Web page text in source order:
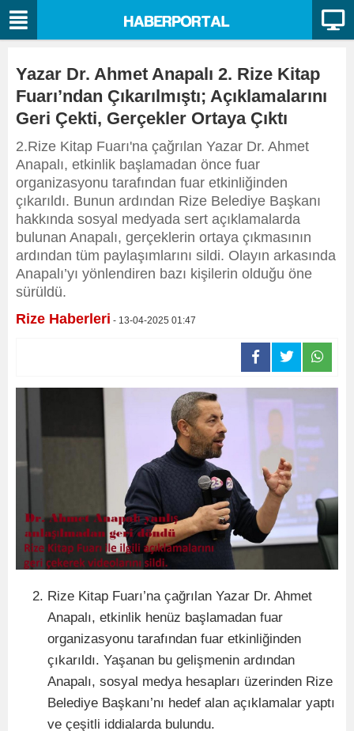
Yazar Dr. Ahmet Anapalı 2. Rize Kitap
Fuarı’ndan Çıkarılmıştı; Açıklamalarını
Geri Çekti, Gerçekler Ortaya Çıktı
2.Rize Kitap Fuarı'na çağrılan Yazar Dr. Ahmet
Anapalı, etkinlik başlamadan önce fuar
organizasyonu tarafından fuar etkinliğinden
çıkarıldı. Bunun ardından Rize Belediye Başkanı
hakkında sosyal medyada sert açıklamalarda
bulunan Anapalı, gerçeklerin ortaya çıkmasının
ardından tüm paylaşımlarını sildi. Olayın arkasında
Anapalı’yı yönlendiren bazı kişilerin olduğu öne
sürüldü.
Rize Haberleri - 13-04-2025 01:47
Rize Kitap Fuarı’na çağrılan Yazar Dr. Ahmet
Anapalı, etkinlik henüz başlamadan fuar
organizasyonu tarafından fuar etkinliğinden
çıkarıldı. Yaşanan bu gelişmenin ardından
Anapalı, sosyal medya hesapları üzerinden Rize
Belediye Başkanı’nı hedef alan açıklamalar yaptı
ve çeşitli iddialarda bulundu.